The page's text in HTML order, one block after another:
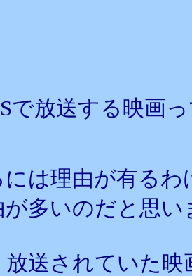
放送する映画
は理由が有る
が多いのだと思い
放送されていた